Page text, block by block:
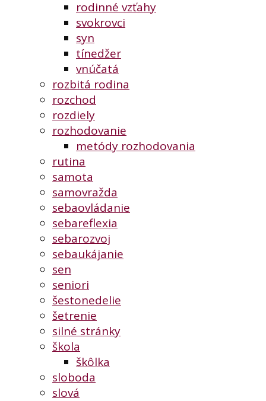
rodinné vzťahy
svokrovci
syn
tínedžer
vnúčatá
rozbitá rodina
rozchod
rozdiely
rozhodovanie
metódy rozhodovania
rutina
samota
samovražda
sebaovládanie
sebareflexia
sebarozvoj
sebaukájanie
sen
seniori
šestonedelie
šetrenie
silné stránky
škola
škôlka
sloboda
slová